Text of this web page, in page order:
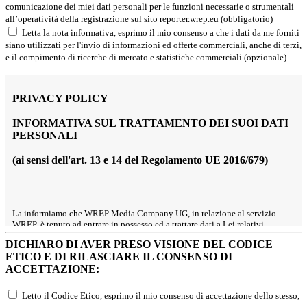
comunicazione dei miei dati personali per le funzioni necessarie o strumentali
all’operatività della registrazione sul sito reporter.wrep.eu (obbligatorio)
Letta la nota informativa, esprimo il mio consenso a che i dati da me forniti
siano utilizzati per l'invio di informazioni ed offerte commerciali, anche di terzi,
e il compimento di ricerche di mercato e statistiche commerciali (opzionale)
PRIVACY POLICY
INFORMATIVA SUL TRATTAMENTO DEI SUOI DATI
PERSONALI
(ai sensi dell'art. 13 e 14 del Regolamento UE 2016/679)
La informiamo che WREP Media Company UG, in relazione al servizio
WREP, è tenuto ad entrare in possesso ed a trattare dati a Lei relativi,
qualificati come "personali” dal Regolamento UE 2016/679, il quale
prevede che chi effettua trattamenti di dati personali sia tenuto ad informare
il soggetto interessato, su quali dati vengano trattati e su taluni elementi
qualificanti il trattamento, che deve in ogni caso avvenire con correttezza,
Conformemente a quanto previsto dal Regolamento UE 2016/679, pertanto,
DICHIARO DI AVER PRESO VISIONE DEL CODICE
ETICO E DI RILASCIARE IL CONSENSO DI
ACCETTAZIONE:
Letto il Codice Etico, esprimo il mio consenso di accettazione dello stesso,